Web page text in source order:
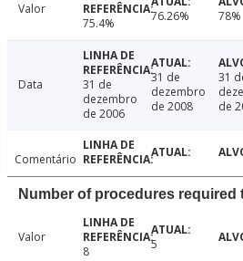
Valor
75.4%
76.26% 78%
Data
31 de
dezembro
de 2006
31 de
dezembro
de 2008
31
de
Comentário
Number of procedures required
Valor
8
5